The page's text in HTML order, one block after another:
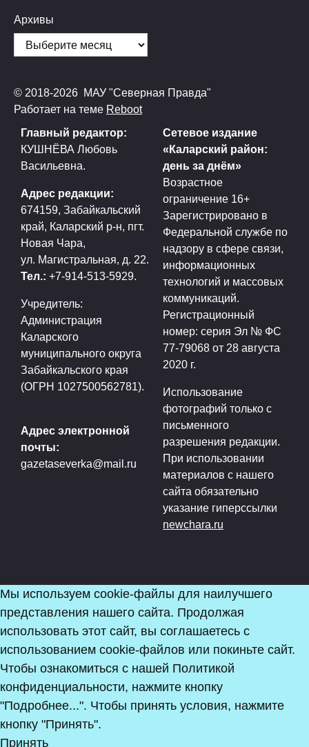
Архивы
© 2018-2026 МАУ "Северная Правда"
Работает на теме Reboot
Главный редактор:
КУШНЁВА Любовь
Васильевна.
Адрес редакции:
674159, Забайкальский
край, Каларский р-н, пгт.
Новая Чара,
ул. Магистральная, д. 22.
Тел.: +7-914-513-5929.
Учредитель:
Администрация
Каларского
муниципального округа
Забайкальского края
(ОГРН 1027500562781).
Адрес электронной
почты:
gazetaseverka@mail.ru
Сетевое издание
«Каларский район:
день за днём»
Возрастное
ограничение 16+
Зарегистрировано в
Федеральной службе по
надзору в сфере связи,
информационных
технологий и массовых
коммуникаций.
Регистрационный
номер: серия Эл № ФС
77-79068 от 28 августа
2020 г.
Использование
фотографий только с
письменного
разрешения редакции.
При использовании
материалов с нашего
сайта обязательно
указание гиперссылки
newchara.ru
Мы используем cookie-файлы для наилучшего
представления нашего сайта. Продолжая
использовать этот сайт, вы соглашаетесь с
использованием cookie-файлов или покиньте сайт.
Чтобы ознакомиться с нашей Политикой
конфиденциальности, нажмите кнопку
"Подробнее...". Чтобы принять условия, нажмите
кнопку "Принять".
Принять